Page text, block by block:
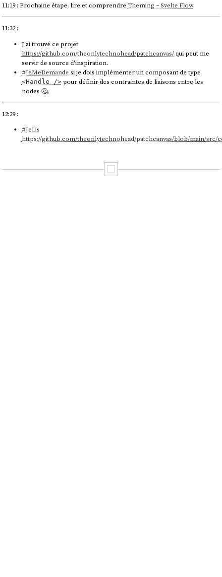
11:19 : Prochaine étape, lire et comprendre Theming – Svelte Flow.
11:32 :
J'ai trouvé ce projet
https://github.com/theonlytechnohead/patchcanvas/qui peut me
servir de source d'inspiration.
#JeMeDemande si je dois implémenter un composant de type
<Handle />pour définir des contraintes de liaisons entre les
nodes 🤔.
12:29 :
#JeLis
https://github.com/theonlytechnohead/patchcanvas/blob/main/src/